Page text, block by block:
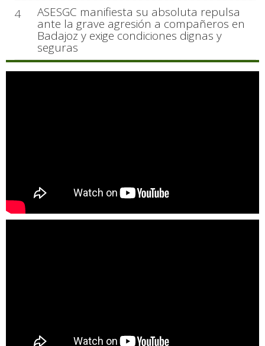
4
ASESGC manifiesta su absoluta repulsa
ante la grave agresión a compañeros en
Badajoz y exige condiciones dignas y
seguras